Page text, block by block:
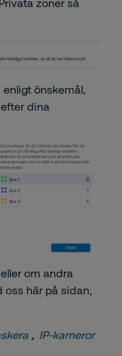
zoner så
önskemål,
dina
om andra
oss här på sidan,
, IP-kameror